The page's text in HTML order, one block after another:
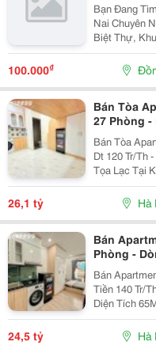
Bạn Đang
Nai Chuyên
Biệt Thự,
Dưỡng Định
Bảo Cây
Ảnh Cho...
100.000₫
Bán Tòa
27 Phòng -
5.2M - 26,1
Bán Tòa
Dt 120 Tr/Th
Tọa Lạc Tại
Cách Ô Tô Tránh
Minh Khai,
26,1 tỷ Hà
Bán
Phòng -
Tô Vào
Bán
Tiền 140 Tr/
Diện Tích
Tầng, Thang
Thất, Có Thể
24,5 tỷ Hà